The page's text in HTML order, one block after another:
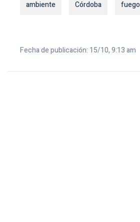
ambiente Córdoba fuego
Fecha de publicación: 15/10, 9:13 am